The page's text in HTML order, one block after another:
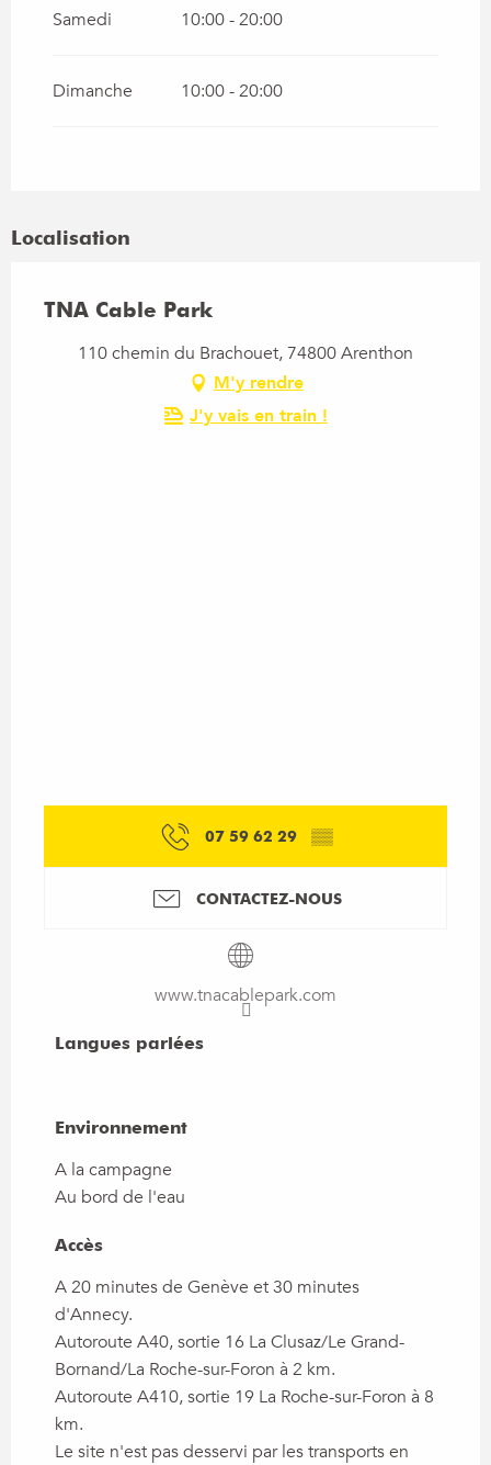
Samedi 10:00 - 20:00
Dimanche 10:00 - 20:00
Localisation
TNA Cable Park
110 chemin du Brachouet, 74800 Arenthon
M'y rendre
J'y vais en train !
07 59 62 29 ▒▒
CONTACTEZ-NOUS
www.tnacablepark.com
Langues parlées
Langues parlées
Environnement
Environnement
A la campagne
Au bord de l'eau
Accès
Accès
A 20 minutes de Genève et 30 minutes
d'Annecy.
Autoroute A40, sortie 16 La Clusaz/Le Grand-
Bornand/La Roche-sur-Foron à 2 km.
Autoroute A410, sortie 19 La Roche-sur-Foron à 8
km.
Le site n'est pas desservi par les transports en